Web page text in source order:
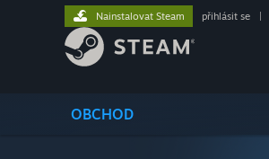
OBCHOD
Nainstalovat Steam přihlásit se